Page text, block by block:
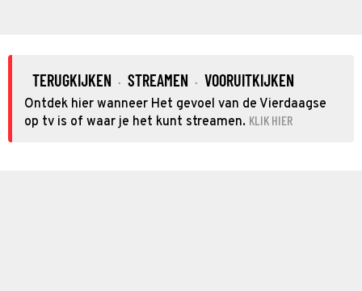
TERUGKIJKEN · STREAMEN · VOORUITKIJKEN
Ontdek hier wanneer Het gevoel van de Vierdaagse
op tv is of waar je het kunt streamen. KLIK HIER